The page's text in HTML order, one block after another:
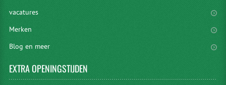
vacatures
Merken
Blog en meer
EXTRAOPENINGSTIJDEN